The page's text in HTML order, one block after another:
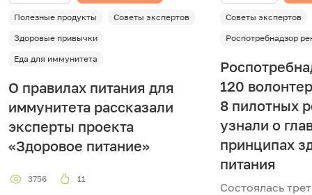
Полезные продукты
Советы экспертов
Здоровые привычки
Еда для иммунитета
О правилах питания для
иммунитета рассказали
эксперты проекта
«Здоровое питание»
3756 11
Советы экспертов
Роспотребнадзор
120
8 пилотных
узнали о
принципах
питания
Состоялась